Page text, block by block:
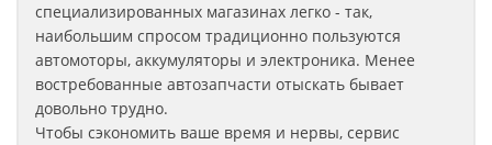
специализированных магазинах легко - так,
наибольшим спросом традиционно пользуются
автомоторы, аккумуляторы и электроника. Менее
востребованные автозапчасти отыскать бывает
довольно трудно.
Чтобы сэкономить ваше время и нервы, сервис